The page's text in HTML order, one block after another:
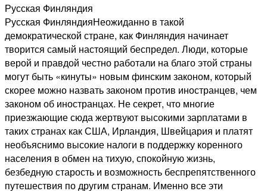
Русская Финляндия
Русская ФинляндияНеожиданно в такой
демократической стране, как Финляндия начинает
творится самый настоящий беспредел. Люди, которые
верой и правдой честно работали на благо этой страны
могут быть «кинуты» новым финским законом, который
скорее можно назвать законом против иностранцев, чем
законом об иностранцах. Не секрет, что многие
приезжающие сюда жертвуют высокими зарплатами в
таких странах как США, Ирландия, Швейцария и платят
необъяснимо высокие налоги в поддержку коренного
населения в обмен на тихую, спокойную жизнь,
безбедную старость и возможность беспрепятственного
путешествия по другим странам. Именно все эти